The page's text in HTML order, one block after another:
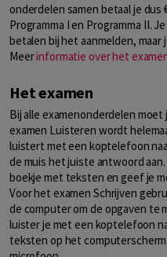
onderdelen samen betaal je dus
Programma I en Programma II.
betalen bij het aanmelden,
Meerinformatie over het
Het examen
Bij alle examenonderdelen
examen Luisteren wordt
luistert met een koptelefoon
de muis het juiste antwoord
boekje met teksten en geef je
Voor het examen Schrijven
de computer om de opgaven te
luister je met een koptelefoon
teksten op het